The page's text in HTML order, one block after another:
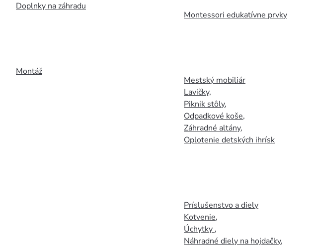
Doplnky na záhradu
Montáž
Montessori edukatívne prvky
Mestský mobiliár
Lavičky,
Piknik stôly,
Odpadkové koše,
Záhradné altány,
Oplotenie detských ihrísk
Príslušenstvo a diely
Kotvenie,
Úchytky ,
Náhradné diely na hojdačky,